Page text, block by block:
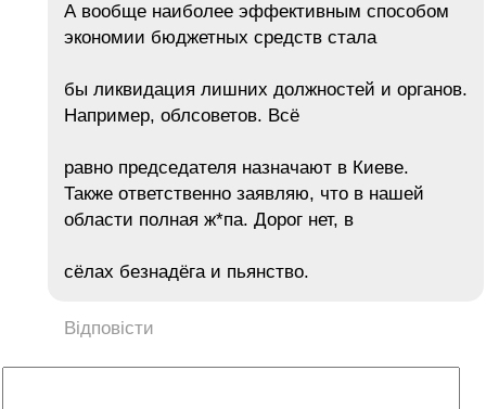
А вообще наиболее эффективным способом
экономии бюджетных средств стала
бы ликвидация лишних должностей и органов.
Например, облсоветов. Всё
равно председателя назначают в Киеве.
Также ответственно заявляю, что в нашей
области полная ж*па. Дорог нет, в
сёлах безнадёга и пьянство.
Відповісти